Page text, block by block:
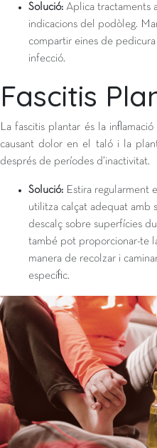
Solució: Aplica tractaments
indicacions del podòleg.
compartir eines de
infecció.
Fascitis
La fascitis plantar és la
causant dolor en el taló i la
després de períodes d’inactivitat.
Solució: Estira regularment
utilitza calçat adequat amb
descalç sobre superfícies
també pot proporcionar-te
manera de recolzar i
específic.